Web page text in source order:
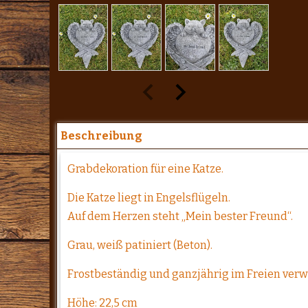
Beschreibung
Grabdekoration für eine Katze.
Die Katze liegt in Engelsflügeln.
Auf dem Herzen steht „Mein bester Freund“.
Grau, weiß patiniert (Beton).
Frostbeständig und ganzjährig im Freien
Höhe: 22,5 cm